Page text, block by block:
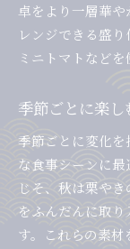
卓をより一層華
レンジできる盛り
ミニトマトなどを
季節ごとに楽
季節ごとに変化
な食事シーンに
じそ、秋は栗や
をふんだんに取
す。これらの素